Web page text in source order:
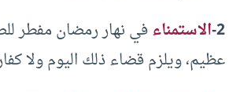
2-الاستمناءفي نهار رمضان مفطر
عظيم، ويلزم قضاء ذلك اليوم ولا